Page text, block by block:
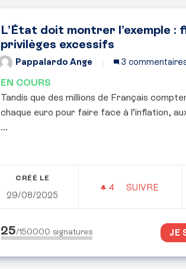
L’État doit montrer l’exemple :
privilèges excessifs
Pappalardo Ange 3
EN COURS
Tandis que des millions de Français
chaque euro pour faire face à l’inflation,
...
CRÉÉ LE
29/08/2025
4 4 ABONNÉS
SUIVRE
L’ÉTAT
25/150000 signatures JE